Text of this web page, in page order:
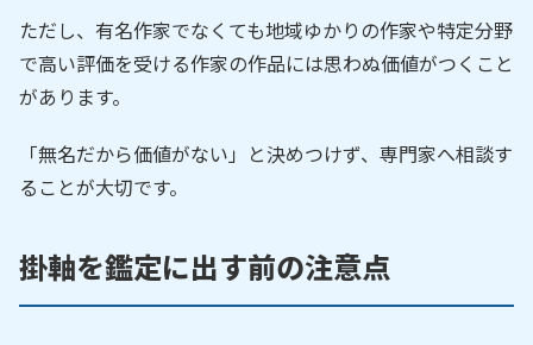
ただし、有名作家でなくても地域ゆかりの作家や特定分野
で高い評価を受ける作家の作品には思わぬ価値がつくこと
があります。
「無名だから価値がない」と決めつけず、専門家へ相談す
ることが大切です。
掛軸を鑑定に出す前の注意点